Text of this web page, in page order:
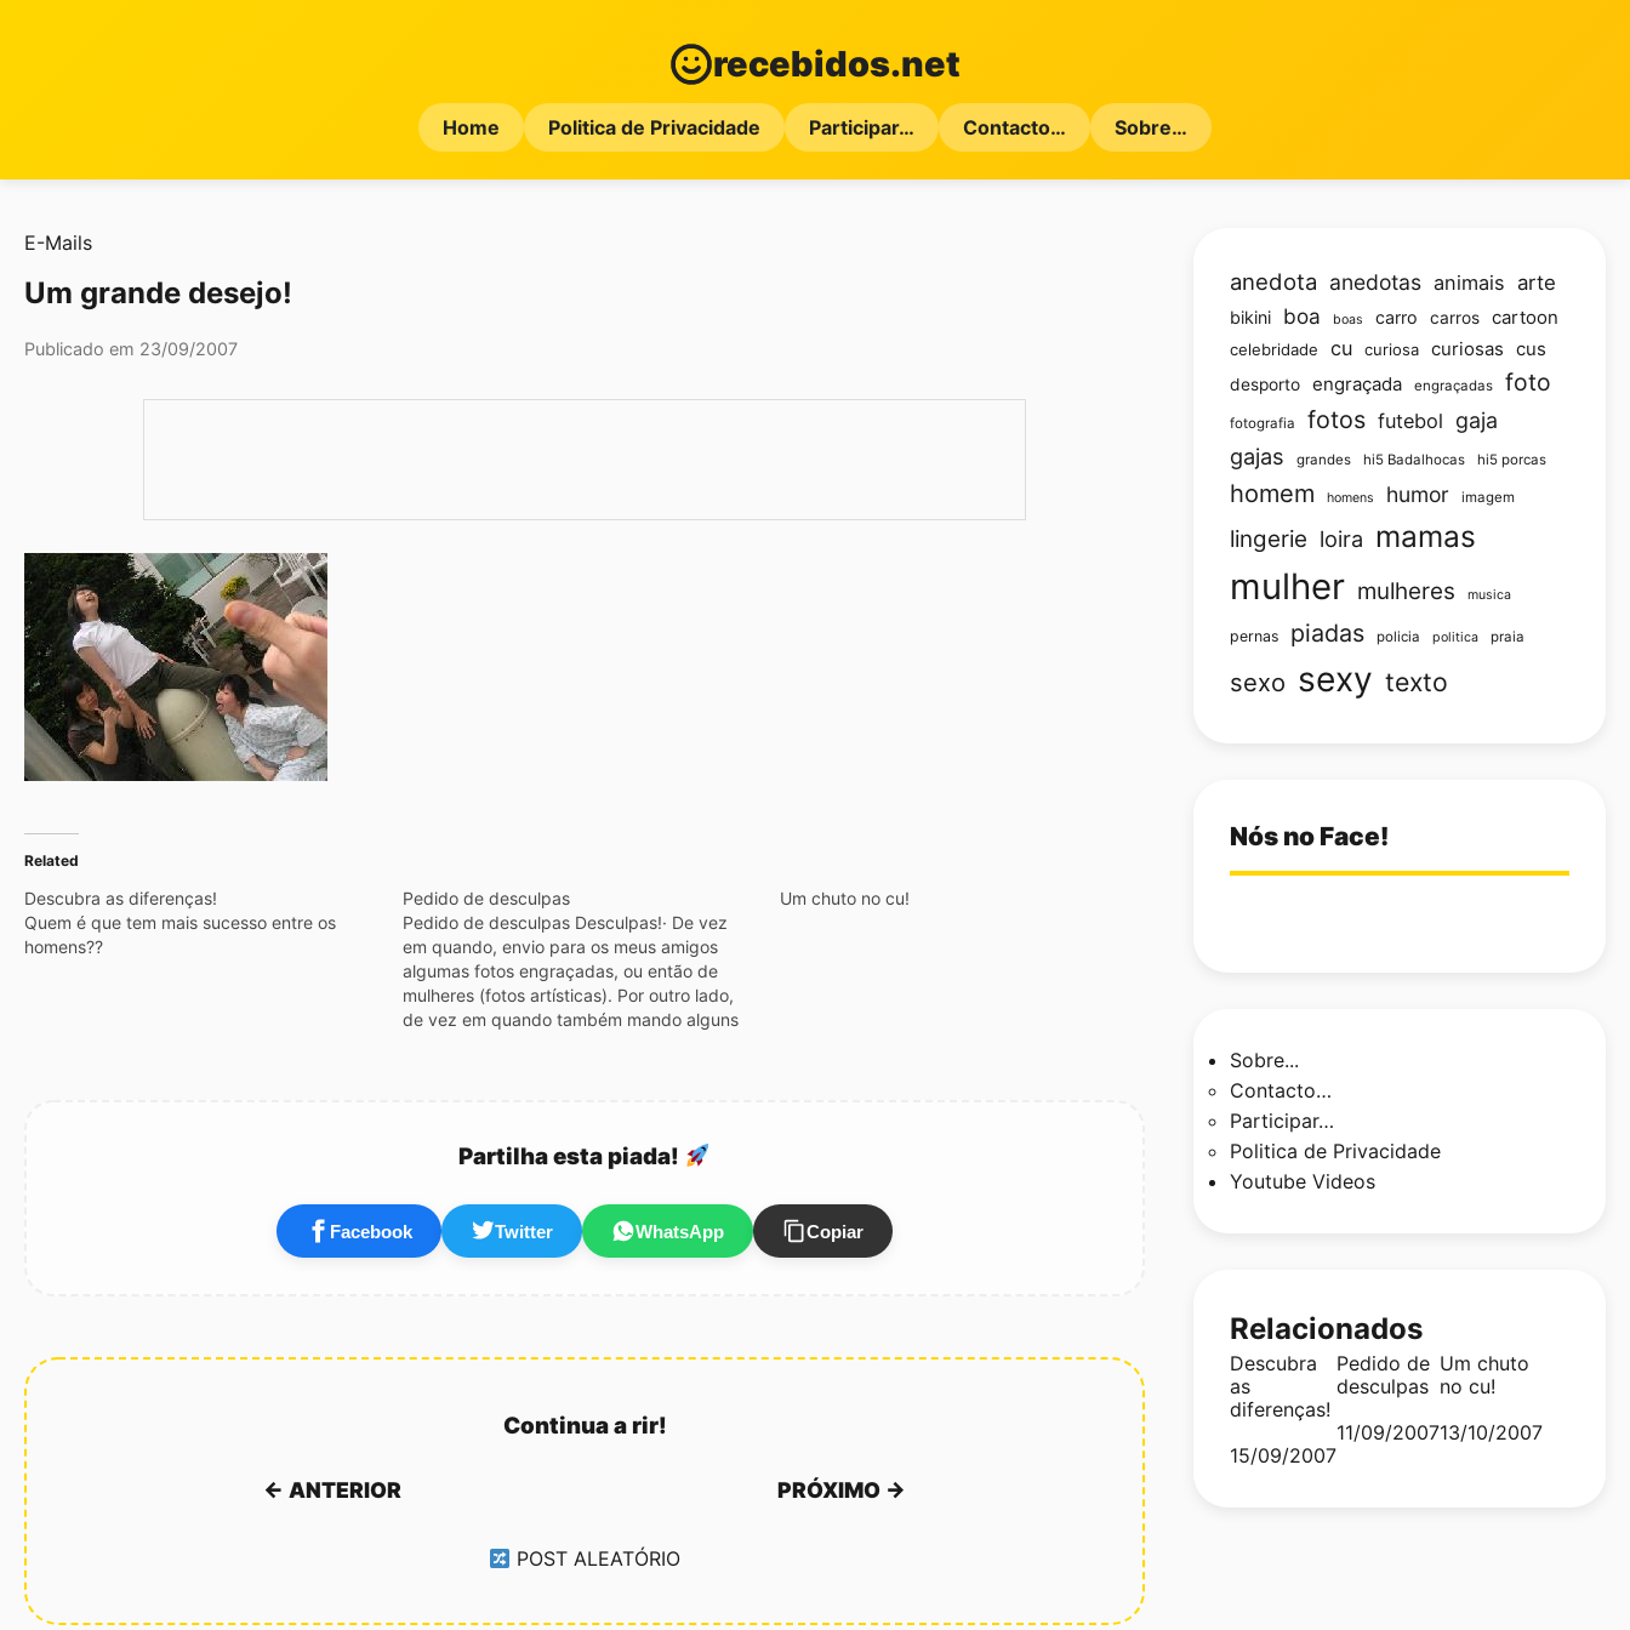
recebidos.net
Home Politica de Privacidade Participar… Contacto… Sobre…
E-Mails
Um grande desejo!
Publicado em 23/09/2007
Related
Descubra as diferenças!
Quem é que tem mais sucesso entre os
homens??
Pedido de desculpas
Pedido de desculpas Desculpas!· De vez
em quando, envio para os meus amigos
algumas fotos engraçadas, ou então de
mulheres (fotos artísticas). Por outro lado,
de vez em quando também mando alguns
Um chuto no cu!
Partilha esta piada!
Facebook Twitter WhatsApp Copiar
Continua a rir!
← ANTERIOR PRÓXIMO →
POST ALEATÓRIO
anedota anedotas animais arte
bikini boa boas carro carros cartoon
celebridade cu curiosa curiosas cus
desporto engraçada engraçadas foto
fotografia fotos futebol gaja
gajas grandes hi5 Badalhocas hi5 porcas
homem homens humor imagem
lingerie loira mamas
mulher mulheres musica
pernas piadas policia politica praia
sexo sexy texto
Nós no Face!
Sobre...
Contacto…
Participar…
Politica de Privacidade
Youtube Videos
Relacionados
Descubra
as
diferenças!
Date
15/09/2007
Pedido de
desculpas
Date
11/09/2007
Um chuto
no cu!
Date
13/10/2007